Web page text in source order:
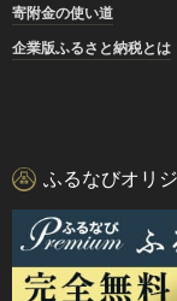
寄附金の使い道
企業版ふるさと納税とは
ふるなびオリ